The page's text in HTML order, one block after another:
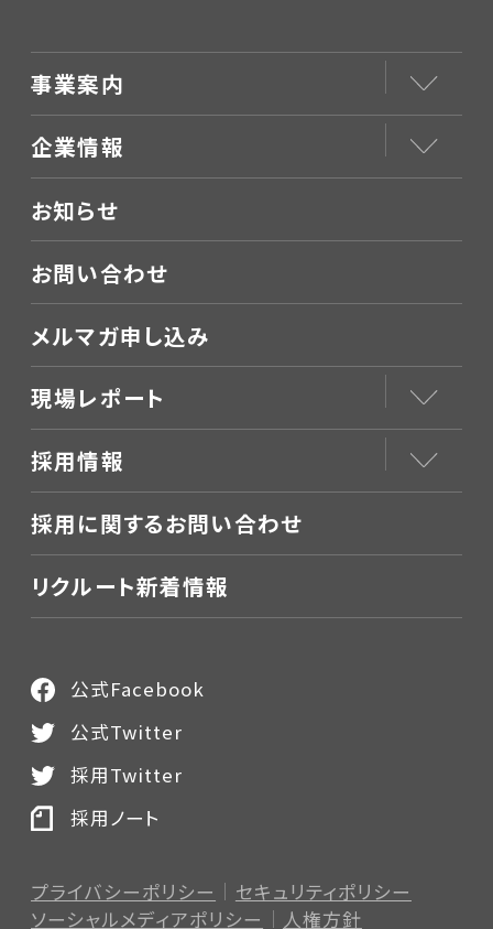
事業案内
企業情報
お知らせ
お問い合わせ
メルマガ申し込み
現場レポート
採用情報
採用に関するお問い合わせ
リクルート新着情報
プライバシーポリシー
セキュリティポリシー
ソーシャルメディアポリシー
人権方針
公式Facebook
公式Twitter
採用Twitter
採用ノート